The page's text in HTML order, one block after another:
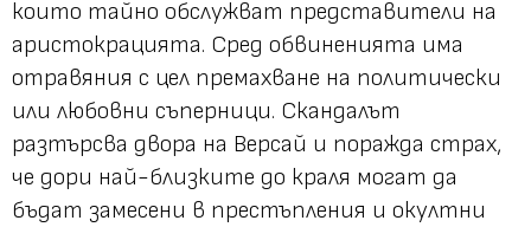
които тайно обслужват представители на
аристокрацията. Сред обвиненията има
отравяния с цел премахване на политически
или любовни съперници. Скандалът
разтърсва двора на Версай и поражда страх,
че дори най-близките до краля могат да
бъдат замесени в престъпления и окултни